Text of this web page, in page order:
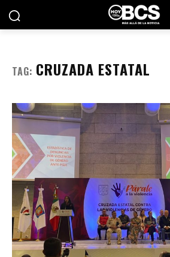
TAG: CRUZADA ESTATAL